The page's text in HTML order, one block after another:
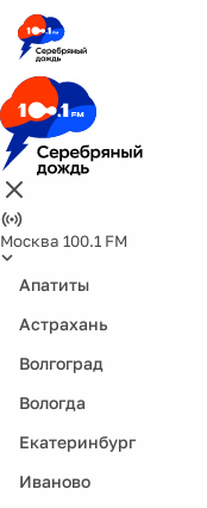
Москва 100.1 FM
Апатиты
Астрахань
Волгоград
Вологда
Екатеринбург
Иваново